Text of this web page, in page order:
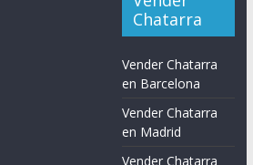
Chatarra
Vender Chatarra
en Barcelona
Vender Chatarra
en Madrid
Vender Chatarra